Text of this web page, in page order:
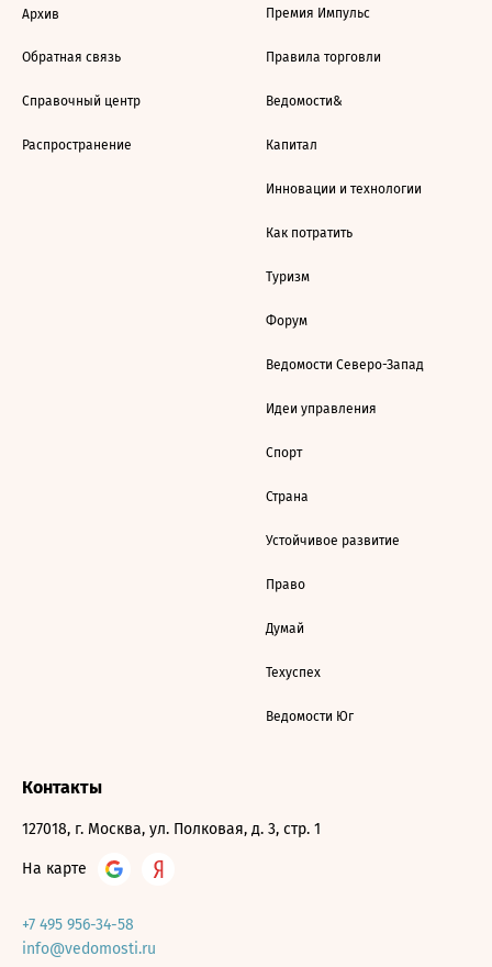
Архив
Обратная связь
Справочный центр
Распространение
Премия Импульс
Правила торговли
Ведомости&
Капитал
Инновации и технологии
Как потратить
Туризм
Форум
Ведомости Северо-Запад
Идеи управления
Спорт
Страна
Устойчивое развитие
Право
Думай
Техуспех
Ведомости Юг
Контакты
127018, г. Москва, ул. Полковая, д. 3, стр. 1
На карте
+7 495 956-34-58
info@vedomosti.ru